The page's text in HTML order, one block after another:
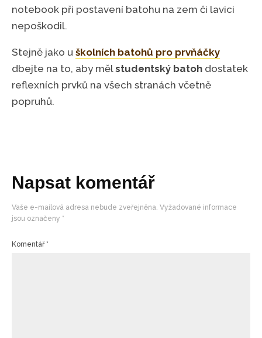
notebook při postavení batohu na zem či lavici
nepoškodil.
Stejně jako u školních batohů pro prvňáčky
dbejte na to, aby mělstudentský batoh dostatek
reflexních prvků na všech stranách včetně
popruhů.
Napsat komentář
Vaše e-mailová adresa nebude zveřejněna. Vyžadované informace
jsou označeny *
Komentář *